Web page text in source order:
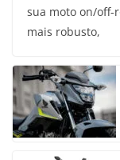
sua moto on/off-
mais robusto,